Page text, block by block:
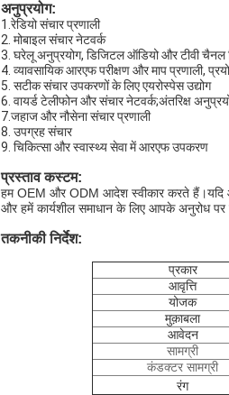
अनुप्रयोग:
1.रेडियो संचार प्रणाली
2. मोबाइल संचार नेटवर्क
3. घरेलू अनुप्रयोग, डिजिटल ऑडियो और टीवी चैनल
4. व्यावसायिक आरएफ परीक्षण और माप प्रणाली,
5. सटीक संचार उपकरणों के लिए एयरोस्पेस उद्योग
6. वायर्ड टेलीफोन और संचार नेटवर्क;अंतरिक्ष
7.जहाज और नौसेना संचार प्रणाली
8. उपग्रह संचार
9. चिकित्सा और स्वास्थ्य सेवा में आरएफ उपकरण
प्रस्ताव कस्टम:
हम OEM और ODM आदेश स्वीकार करते हैं।यदि
और हमें कार्यशील समाधान के लिए आपके अनुरोध
तकनीकी निर्देश:
प्रकार
आवृत्ति
योजक
मुक़ाबला
आवेदन
सामग्री
कंडक्टर सामग्री
रंग